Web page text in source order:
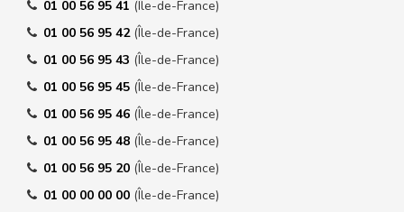
01 00 56 95 41 (Île-de-France)
01 00 56 95 42 (Île-de-France)
01 00 56 95 43 (Île-de-France)
01 00 56 95 45 (Île-de-France)
01 00 56 95 46 (Île-de-France)
01 00 56 95 48 (Île-de-France)
01 00 56 95 20 (Île-de-France)
01 00 00 00 00 (Île-de-France)